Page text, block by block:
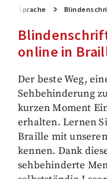
Sprache
online in
Der beste Weg,
Sehbehinderung
kurzen Moment
erhalten. Lernen
Braille mit
kennen. Dank
sehbehinderte